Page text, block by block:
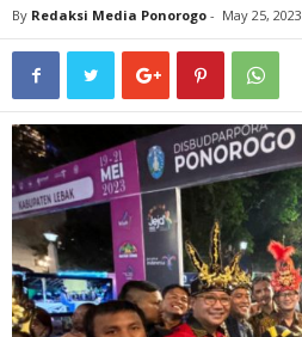
By Redaksi Media Ponorogo - May 25, 2023